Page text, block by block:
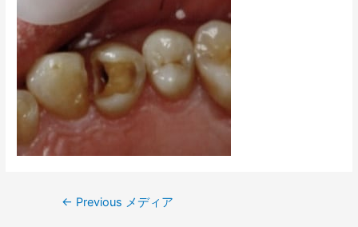
← Previous メディア